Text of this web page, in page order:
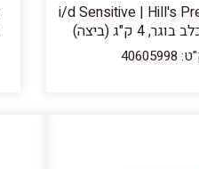
i/d Sensitive | Hill's
4 ק"ג (ביצה)